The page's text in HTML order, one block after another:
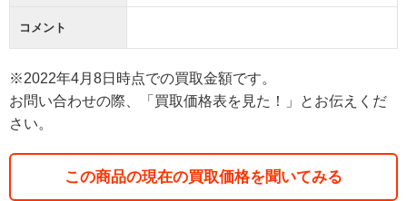
コメント
※2022年4月8日時点での買取金額です。
お問い合わせの際、「買取価格表を見た！」とお伝えくだ
さい。
この商品の現在の買取価格を聞いてみる